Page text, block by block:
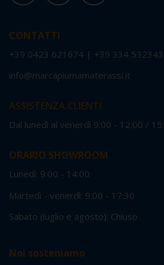
CONTATTI
+39 0423 621674 | +39 334
info@marcapiumamaterassi.it
ASSISTENZA CLIENTI
Dal lunedì al venerdì 9:00 - 12:00 /
ORARIO SHOWROOM
Lunedì: 9:00 - 14:00
Martedì - venerdì: 9:00 - 17:30
Sabato (luglio e agosto): Chiuso
Noi sosteniamo